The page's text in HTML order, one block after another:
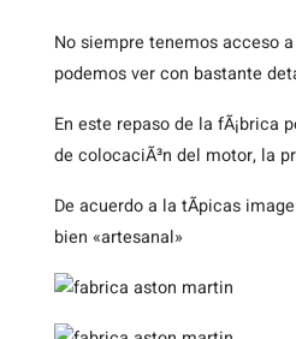
Nosiempre tenemos acceso
podemos ver con bastante
En este repaso de la fÃ¡brica
de colocaciÃ³n del motor, la
De acuerdo a la tÃ­picas
bien «artesanal»